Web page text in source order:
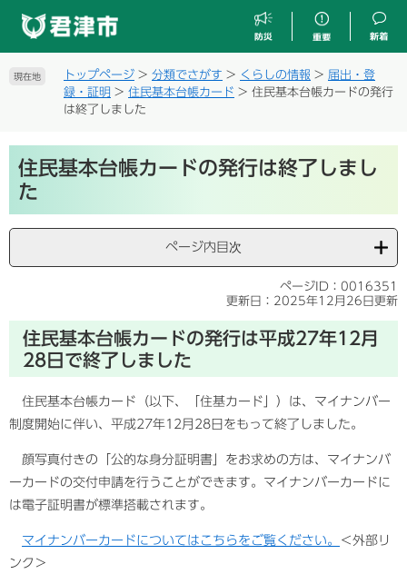
す
し
現在地 トップページ > 分類でさがす > くらしの情報 > 届出・登
録・証明 > 住民基本台帳カード > 住民基本台帳カードの発行
は終了しました
文住民基本台帳カードの発行は終了しまし
た
ページ内目次
ページID：0016351
更新日：2025年12月26日更新
住民基本台帳カードの発行は平成27年12月
28日で終了しました
住民基本台帳カード（以下、「住基カード」）は、マイナンバー
制度開始に伴い、平成27年12月28日をもって終了しました。
顔写真付きの「公的な身分証明書」をお求めの方は、マイナンバ
ーカードの交付申請を行うことができます。マイナンバーカードに
は電子証明書が標準搭載されます。
マイナンバーカードについてはこちらをご覧ください。
＜外部リ
ンク＞